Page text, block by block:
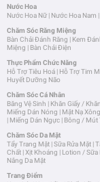
Nước Hoa
Nước Hoa Nữ | Nước Hoa Nam |
Chăm Sóc Răng Miệng
Bàn Chải Đánh Răng | Kem
Miệng | Bàn Chải Điện
Thực Phẩm Chức Năng
Hỗ Trợ Tiêu Hoá | Hỗ Trợ Tim
Huyết Dưỡng Não
Chăm Sóc Cá Nhân
Băng Vệ Sinh | Khăn Giấy /
Miếng Dán Nóng | Mặt Nạ
| Miếng Dán Ngực | Bông / Mút
Chăm Sóc Da Mặt
Tẩy Trang Mặt |Sữa Rửa Mặt |
Chất |Xịt Khoáng | Lotion / Sữa
Nắng Da Mặt
Trang Điểm